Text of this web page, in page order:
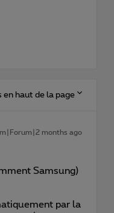
en haut de la page
months ago
Samsung)
par la